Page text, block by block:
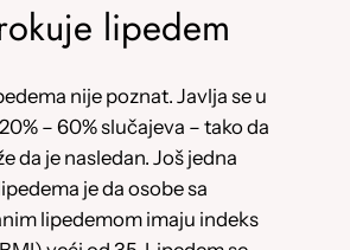
lipedem
nije poznat. Javlja se u
– 60% slučajeva – tako da
da je nasledan. Još jedna
je da osobe sa
lipedemom imaju indeks